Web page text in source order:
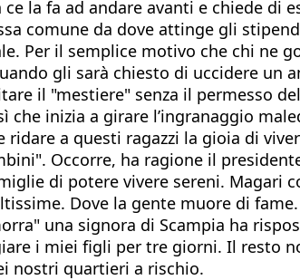
la fa ad andare avanti e chiede di
comune da dove attinge gli
Per il semplice motivo che chi ne
gli sarà chiesto di uccidere
il "mestiere" senza il permesso
inizia a girare l’ingranaggio
a questi ragazzi la gioia di
Occorre, ha ragione il
di potere vivere sereni. Magari
Dove la gente muore di
una signora di Scampia ha
i miei figli per tre giorni. Il resto
nostri quartieri a rischio.